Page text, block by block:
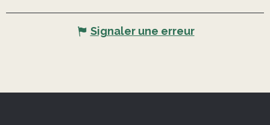
Signaler une erreur